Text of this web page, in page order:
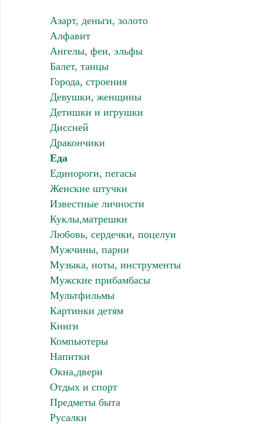
Азарт, деньги, золото
Алфавит
Ангелы, феи, эльфы
Балет, танцы
Города, строения
Девушки, женщины
Детишки и игрушки
Диссней
Дракончики
Еда
Единороги, пегасы
Женские штучки
Известные личности
Куклы,матрешки
Любовь, сердечки, поцелуи
Мужчины, парни
Музыка, ноты, инструменты
Мужские прибамбасы
Мультфильмы
Картинки детям
Книги
Компьютеры
Напитки
Окна,двери
Отдых и спорт
Предметы быта
Русалки